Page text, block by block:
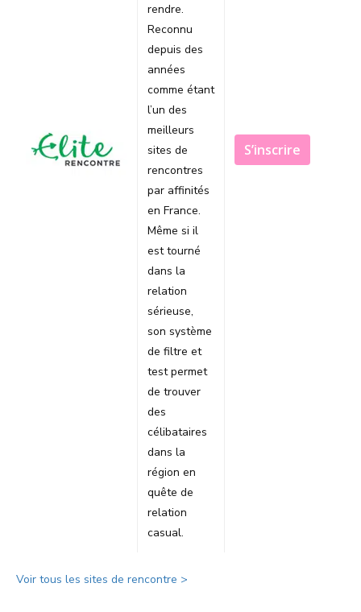
rendre.
Reconnu
depuis des
années
comme étant
l’un des
meilleurs
sites de
rencontres
par affinités
en France.
Même si il
est tourné
dans la
relation
sérieuse,
son système
de filtre et
test permet
de trouver
des
célibataires
dans la
région en
quête de
relation
casual.
S’inscrire
Voir tous les sites de rencontre >